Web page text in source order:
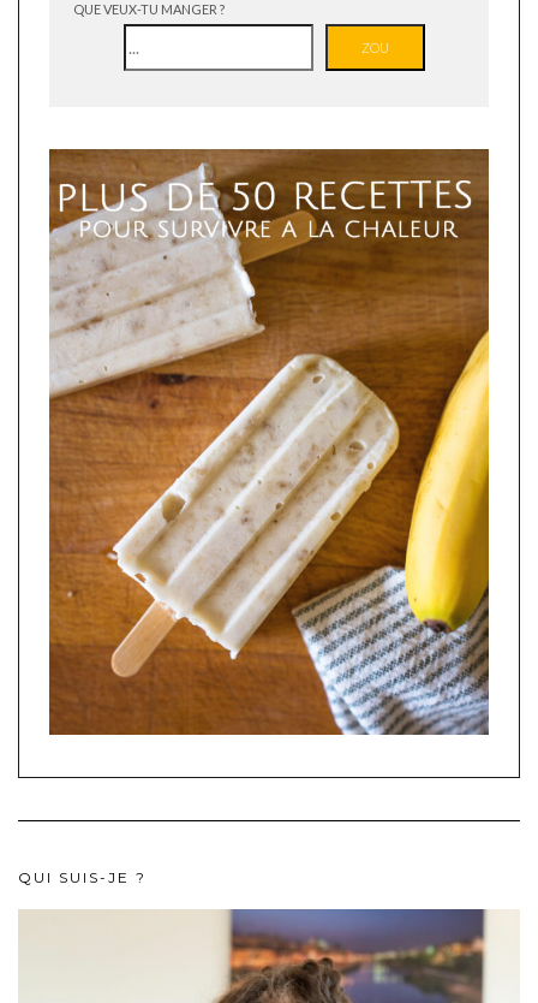
QUE VEUX-TU MANGER ?
ZOU
QUI SUIS-JE ?